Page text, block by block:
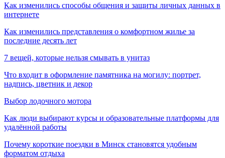
Как изменились способы общения и защиты личных данных в
интернете
Как изменились представления о комфортном жилье за
последние десять лет
7 вещей, которые нельзя смывать в унитаз
Что входит в оформление памятника на могилу: портрет,
надпись, цветник и декор
Выбор лодочного мотора
Как люди выбирают курсы и образовательные платформы для
удалённой работы
Почему короткие поездки в Минск становятся удобным
форматом отдыха